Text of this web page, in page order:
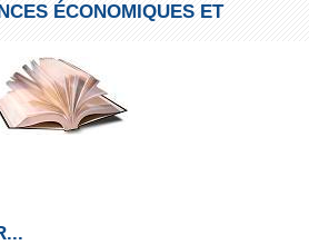
ÉCONOMIQUES ET